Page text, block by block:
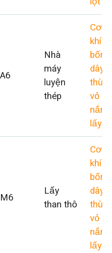
A6
Nhà
máy
luyện
thép
Cơ
khí
bốn
dây
vỏ
nắm
lấy
M6
Lấy
than thô
Cơ
khí
bốn
dây
vỏ
nắm
lấy